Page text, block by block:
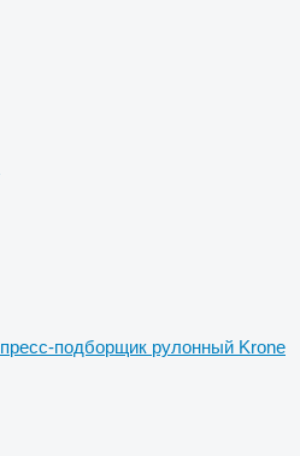
пресс-подборщик рулонный Krone